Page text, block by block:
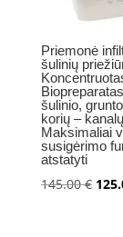
Priemonė
šulinių
šulinio,
korių –
Maksimaliai
susigėrimo
atstatyti
145.00€